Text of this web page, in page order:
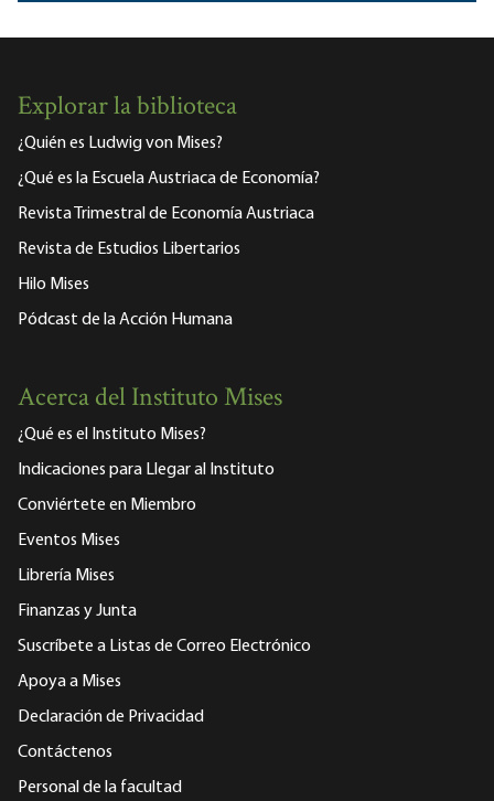
Explorar la biblioteca
¿Quién es Ludwig von Mises?
¿Qué es la Escuela Austriaca de Economía?
Revista Trimestral de Economía Austriaca
Revista de Estudios Libertarios
Hilo Mises
Pódcast de la Acción Humana
Acerca del Instituto Mises
¿Qué es el Instituto Mises?
Indicaciones para Llegar al Instituto
Conviértete en Miembro
Eventos Mises
Librería Mises
Finanzas y Junta
Suscríbete a Listas de Correo Electrónico
Apoya a Mises
Declaración de Privacidad
Contáctenos
Personal de la facultad